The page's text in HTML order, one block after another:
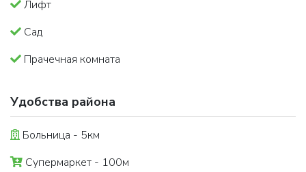
Лифт
Сад
Прачечная комната
Удобства района
Больница - 5км
Супермаркет - 100м